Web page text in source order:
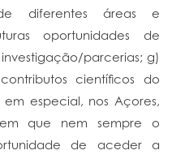
de diferentes áreas e
oportunidades de
parcerias; g)
científicos do
especial, nos Açores,
que nem sempre o
de aceder a